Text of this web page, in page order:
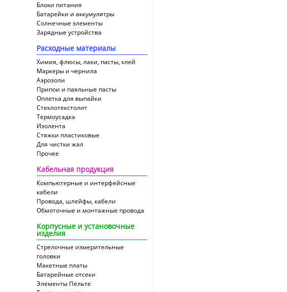
Блоки питания
Батарейки и аккумулятры
Солнечные элементы
Зарядные устройства
Расходные материалы
Химия, флюсы, лаки, пасты, клей
Маркеры и чернила
Аэрозоли
Припои и паяльные пасты
Оплетка для выпайки
Cтеклотекстолит
Термоусадка
Изолента
Стяжки пластиковые
Для чистки жал
Прочее
Кабельная продукция
Компьютерные и интерфейсные
кабели
Провода, шлейфы, кабели
Обмоточные и монтажные провода
Корпусные и установочные
изделия
Стрелочные измерительные
головки
Макетные платы
Батарейные отсеки
Элементы Пельте